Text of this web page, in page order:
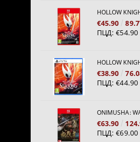
€45.90
ПЦД: €54.90
€38.90
ПЦД: €44.90
€63.90
ПЦД: €69.00